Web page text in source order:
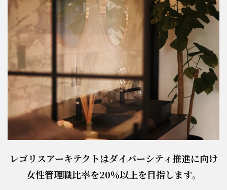
レゴリスアーキテクトはダイバーシティ推進に向け
女性管理職比率を20％以上を目指します。